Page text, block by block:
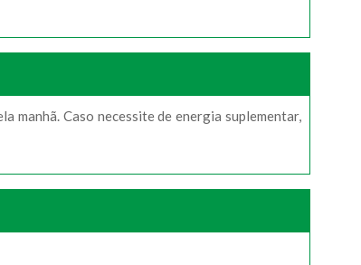
manhã. Caso necessite de energia suplementar,